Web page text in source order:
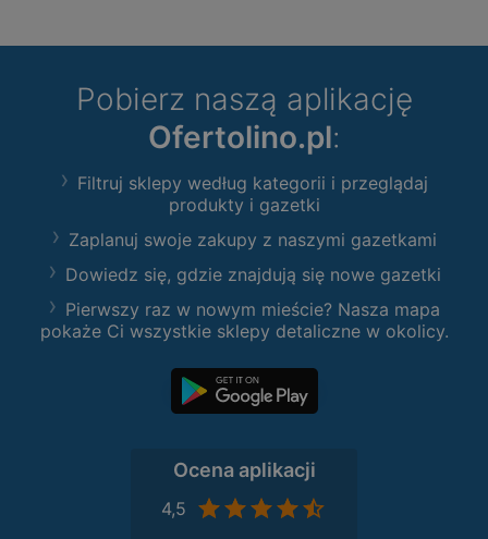
Pobierz naszą aplikację
Ofertolino.pl:
Filtruj sklepy według kategorii i przeglądaj
produkty i gazetki
Zaplanuj swoje zakupy z naszymi gazetkami
Dowiedz się, gdzie znajdują się nowe gazetki
Pierwszy raz w nowym mieście? Nasza mapa
pokaże Ci wszystkie sklepy detaliczne w okolicy.
Ocena aplikacji
4,5